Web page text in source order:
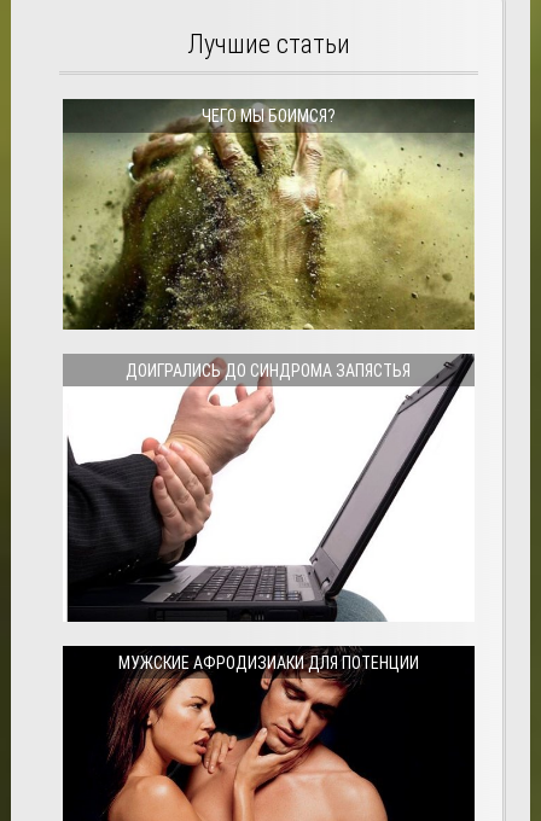
Лучшие статьи
ЧЕГО МЫ БОИМСЯ?
ДОИГРАЛИСЬ ДО СИНДРОМА ЗАПЯСТЬЯ
МУЖСКИЕ АФРОДИЗИАКИ ДЛЯ ПОТЕНЦИИ